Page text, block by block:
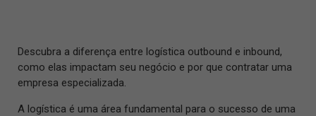
Descubra a diferença entre logística outbound e inbound,
como elas impactam seu negócio e por que contratar uma
empresa especializada.
A logística é uma área fundamental para o sucesso de uma